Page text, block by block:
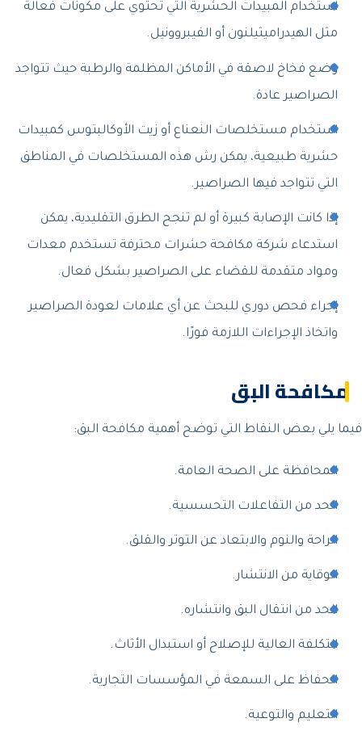
استخدام المبيدات الحشرية التي تحتوي على مكونات فعالة
مثل الهيدراميثيلنون أو الفيبروونيل.
وضع فخاخ لاصقة في الأماكن المظلمة والرطبة حيث تتواجد
الصراصير عادة.
استخدام مستخلصات النعناع أو زيت الأوكالبتوس كمبيدات
حشرية طبيعية، يمكن رش هذه المستخلصات في المناطق
التي تتواجد فيها الصراصير.
إذا كانت الإصابة كبيرة أو لم تنجح الطرق التقليدية، يمكن
استدعاء شركة مكافحة حشرات محترفة تستخدم معدات
ومواد متقدمة للقضاء على الصراصير بشكل فعال.
إجراء فحص دوري للبحث عن أي علامات لعودة الصراصير
واتخاذ الإجراءات اللازمة فورًا.
مكافحة البق
فيما يلي بعض النقاط التي توضح أهمية مكافحة البق:
المحافظة على الصحة العامة.
الحد من التفاعلات التحسسية.
الراحة والنوم والابتعاد عن التوتر والقلق.
الوقاية من الانتشار.
الحد من انتقال البق وانتشاره.
التكلفة العالية للإصلاح أو استبدال الأثاث.
الحفاظ على السمعة في المؤسسات التجارية.
التعليم والتوعية.